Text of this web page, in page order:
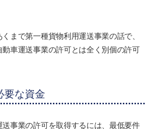
まで第一種貨物利用運送事業の話で、
動車運送事業の許可とは全く別個の許可
要な資金
事業の許可を取得するには、最低要件